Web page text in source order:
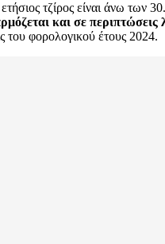
τζίρος είναι άνω των
και σε περιπτώσεις
του φορολογικού έτους 2024.